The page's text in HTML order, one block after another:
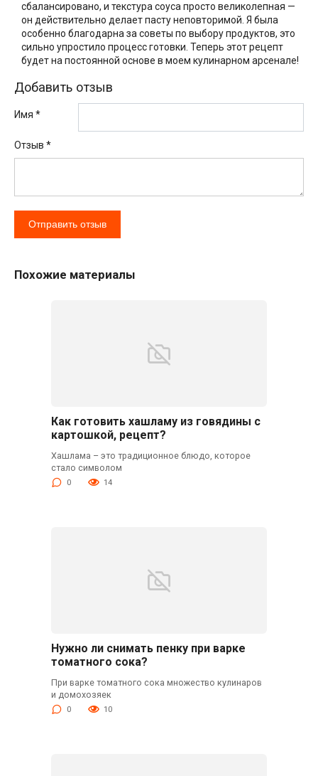
сбалансировано, и текстура соуса просто великолепная —
он действительно делает пасту неповторимой. Я была
особенно благодарна за советы по выбору продуктов, это
сильно упростило процесс готовки. Теперь этот рецепт
будет на постоянной основе в моем кулинарном арсенале!
Добавить отзыв
Имя *
Отзыв *
Похожие материалы
Как готовить хашламу из говядины с
картошкой, рецепт?
Хашлама – это традиционное блюдо, которое
стало символом
0 14
Нужно ли снимать пенку при варке
томатного сока?
При варке томатного сока множество кулинаров
и домохозяек
0 10